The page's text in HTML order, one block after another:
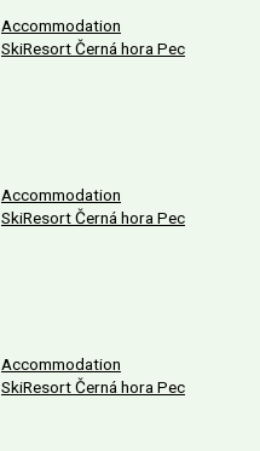
Accommodation
SkiResort Černá hora Pec
Accommodation
SkiResort Černá hora Pec
Accommodation
SkiResort Černá hora Pec